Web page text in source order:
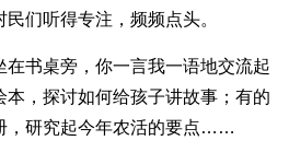
们听得专注，频频点头。
书桌旁，你一言我一语地交流起
，探讨如何给孩子讲故事；有的
，研究起今年农活的要点……